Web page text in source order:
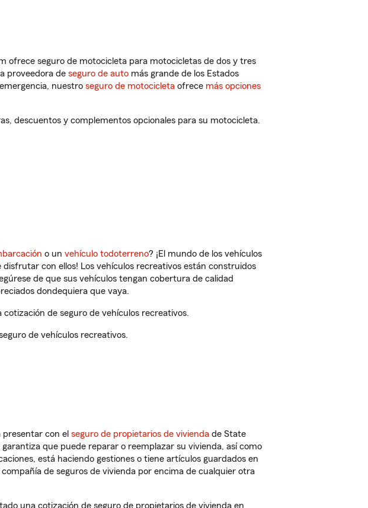
ofrece seguro de motocicleta para motocicletas de dos y tres
proveedora de seguro de auto más grande de los Estados
nuestro seguro de motocicleta ofrece más opciones
descuentos y complementos opcionales para su motocicleta.
o un vehículo todoterreno? ¡El mundo de los vehículos
con ellos! Los vehículos recreativos están construidos
de que sus vehículos tengan cobertura de calidad
dondequiera que vaya.
de seguro de vehículos recreativos.
de vehículos recreativos.
presentar con el seguro de propietarios de vivienda de State
garantiza que puede reparar o reemplazar su vivienda, así como
está haciendo gestiones o tiene artículos guardados en
de seguros de vivienda por encima de cualquier otra
una cotización de seguro de propietarios de vivienda en